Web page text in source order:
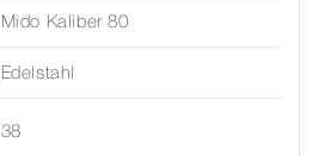
Mido Kaliber 80
Edelstahl
38